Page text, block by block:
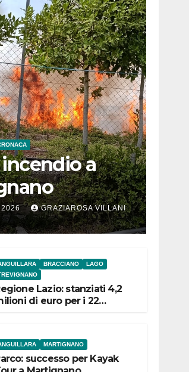
a
2026 GRAZIAROSA VILLANI
BRACCIANO
LAGO
Lazio: stanziati 4,2
di euro per i 22
MARTIGNANO
successo per Kayak